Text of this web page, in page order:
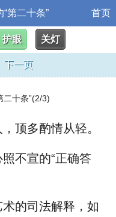
第二十条” 首页
护眼 关灯
下一页
二十条”(2/3)
顶多酌情从轻。
不宣的“正确答
的司法解释，如